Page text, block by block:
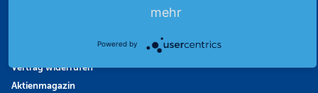
Abonnement kündigen
Vertrag widerrufen
Aktienmagazin
mehr
Powered by